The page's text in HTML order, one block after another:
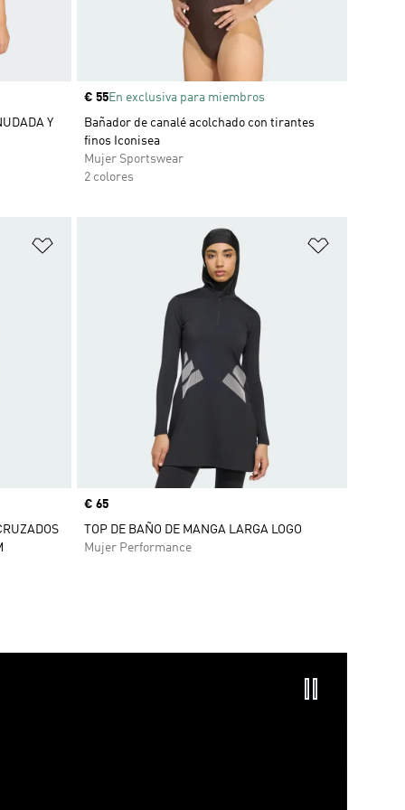
Y
Precio
€ 55En exclusiva para miembros
Bañador de canalé acolchado con tirantes
finos Iconisea
Mujer Sportswear
2 colores
Añadir a la lista de deseos
Precio
€ 65
TOP DE BAÑO DE MANGA LARGA LOGO
Mujer Performance